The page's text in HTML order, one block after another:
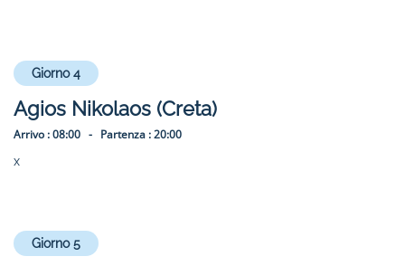
Giorno 4
Agios Nikolaos (Creta)
Arrivo :08:00 - Partenza :20:00
x
Giorno 5